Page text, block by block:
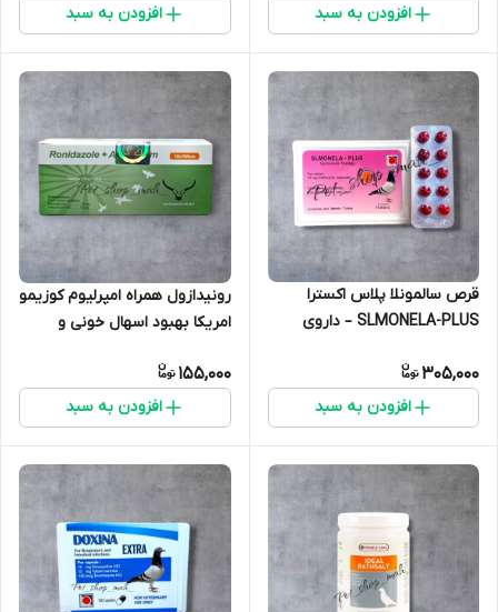
افزودن به سبد افزودن به سبد
قرص سالمونلا پلاس اکسترا
SLMONELA-PLUS – داروی
عفونت‌های باکتریایی کبوتر تولید
305,000
افزودن به سبد
رونیدازول همراه امپرلیوم کوزیمو
امریکا بهبود اسهال خونی و
مرغ خروس و...
155,000
افزودن به سبد